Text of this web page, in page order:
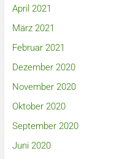
April 2021
März 2021
Februar 2021
Dezember 2020
November 2020
Oktober 2020
September 2020
Juni 2020